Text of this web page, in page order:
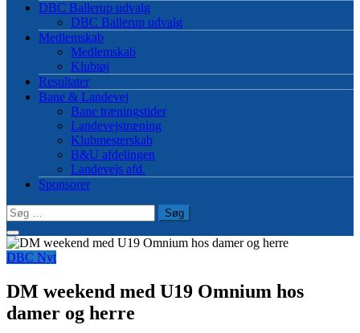
DBC Ballerup udvalg
DBC Ballerup udvalg
Medlemskab
Medlemskab
Klubtøj
Resultater
Bane & Landevej
Bane træningstider
Landevejstræning
Klubmesterskab
B&U afdelingen
Landevejs afd.
Sponsorer
Søg
efter:
DBC Nyt
DM weekend med U19 Omnium hos
damer og herre